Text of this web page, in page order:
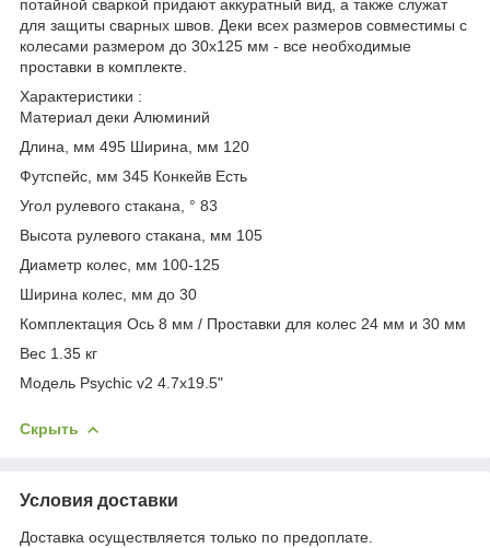
потайной сваркой придают аккуратный вид, а также служат
для защиты сварных швов. Деки всех размеров совместимы с
колесами размером до 30х125 мм - все необходимые
проставки в комплекте.
Характеристики :
Материал деки Алюминий
Длина, мм 495 Ширина, мм 120
Футспейс, мм 345 Конкейв Есть
Угол рулевого стакана, ° 83
Высота рулевого стакана, мм 105
Диаметр колес, мм 100-125
Ширина колес, мм до 30
Комплектация Ось 8 мм / Проставки для колес 24 мм и 30 мм
Вес 1.35 кг
Модель Psychic v2 4.7x19.5"
Скрыть
Условия доставки
Доставка осуществляется только по предоплате.